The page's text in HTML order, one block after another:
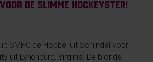
de slimme hockeyster!
SMHC de Hopbel uit Schijndel voor
uit Lynchburg, Virginia. De blonde